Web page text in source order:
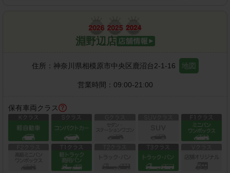
淵野辺店
住所： 神奈川県相模原市中央区鹿沼台2-1-16 地図
営業時間： 09:00-21:00
保有車両クラス